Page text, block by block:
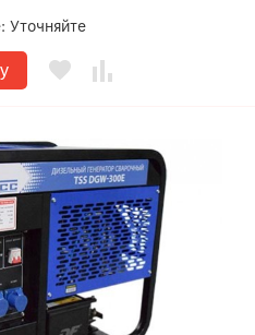
Уточняйте